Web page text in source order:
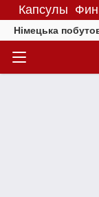
Капсулы
Німецька